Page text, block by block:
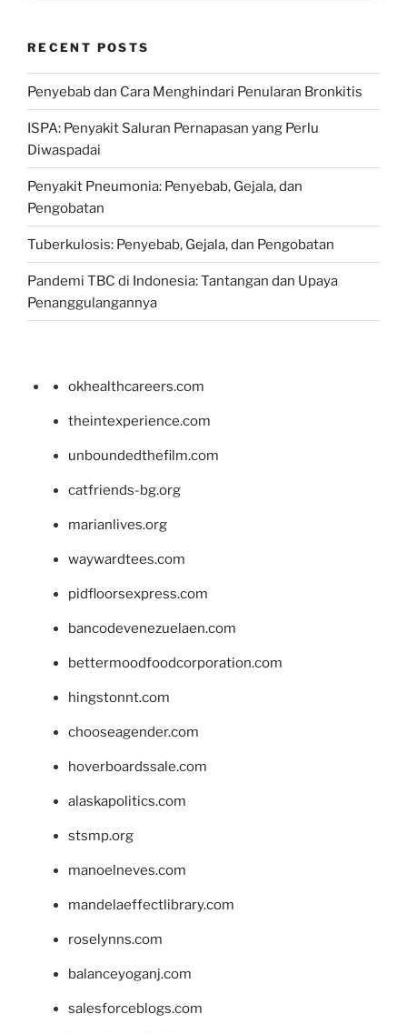
RECENT POSTS
Penyebab dan Cara Menghindari Penularan Bronkitis
ISPA: Penyakit Saluran Pernapasan yang Perlu
Diwaspadai
Penyakit Pneumonia: Penyebab, Gejala, dan
Pengobatan
Tuberkulosis: Penyebab, Gejala, dan Pengobatan
Pandemi TBC di Indonesia: Tantangan dan Upaya
Penanggulangannya
okhealthcareers.com
theintexperience.com
unboundedthefilm.com
catfriends-bg.org
marianlives.org
waywardtees.com
pidfloorsexpress.com
bancodevenezuelaen.com
bettermoodfoodcorporation.com
hingstonnt.com
chooseagender.com
hoverboardssale.com
alaskapolitics.com
stsmp.org
manoelneves.com
mandelaeffectlibrary.com
roselynns.com
balanceyoganj.com
salesforceblogs.com